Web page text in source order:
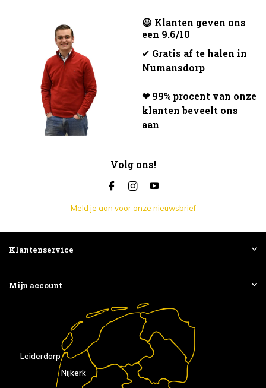
😃 Klanten geven ons
een 9.6/10
✔ Gratis af te halen in
Numansdorp
❤ 99% procent van onze
klanten beveelt ons
aan
Volg ons!
Meld je aan voor onze nieuwsbrief
Klantenservice
Mijn account
Nijkerk
Leiderdorp